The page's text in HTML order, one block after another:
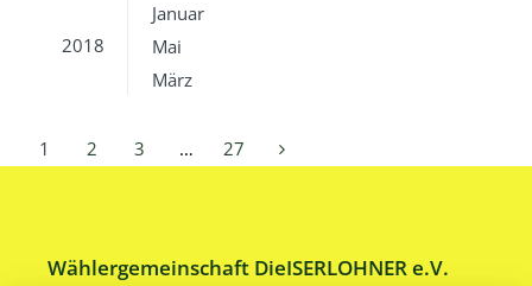
Januar
2018
Mai
März
1 2 3 … 27
Wählergemeinschaft DieISERLOHNER e.V.